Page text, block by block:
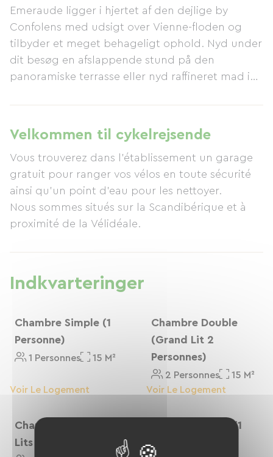
Emeraude ligger i hjertet af den dejlige by
Confolens med udsigt over Vienne-floden og
tilbyder et meget behageligt ophold. Nyd under
dit besøg en afslappende stund på den
panoramiske terrasse eller nyd raffineret mad i
nøgleordene for denne familie, der er dedikeret
til at sikre, at dit ophold bliver en succes.
Velkommen til cykelrejsende
Vous trouverez dans l'établissement un garage
gratuit pour ranger vos vélos en toute sécurité
ainsi qu'un point d'eau pour les nettoyer.
Nous sommes situés sur la Scandibérique et à
proximité de la Vélidéale.
Indkvarteringer
Chambre Simple (1
Personne)
1 Personnes 15 M²
Voir Le Logement
Chambre Double
(grand Lit 2
Personnes)
2 Personnes
15 M²
Voir Le Logement
Chambre Twin (2
Lits Jumeaux)
Chambre Triple (1